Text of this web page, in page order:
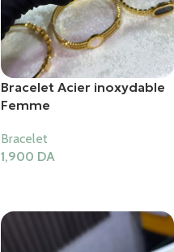
Bracelet Acier inoxydable
Femme
Bracelet
1,900 DA